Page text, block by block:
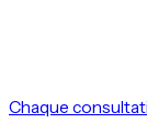
Chaque